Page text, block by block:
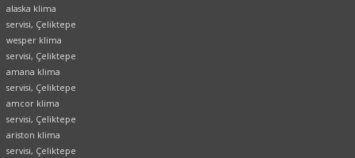
alaska klima
servisi, Çeliktepe
wesper klima
servisi, Çeliktepe
amana klima
servisi, Çeliktepe
amcor klima
servisi, Çeliktepe
ariston klima
servisi, Çeliktepe